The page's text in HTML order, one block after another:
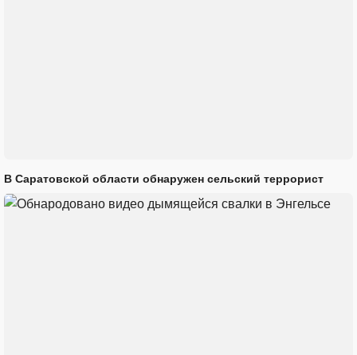
В Саратовской области обнаружен сельский террорист